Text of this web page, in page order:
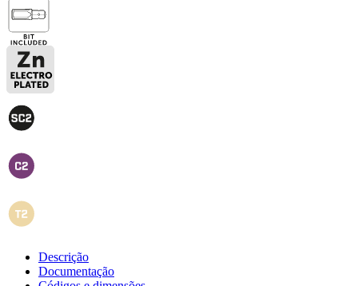
Descrição
Documentação